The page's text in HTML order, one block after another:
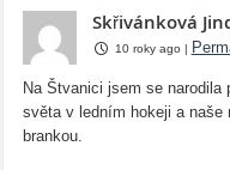
Skřivánková
10 roky ago |
Na Štvanici jsem se
světa v ledním hokeji a naše
brankou.